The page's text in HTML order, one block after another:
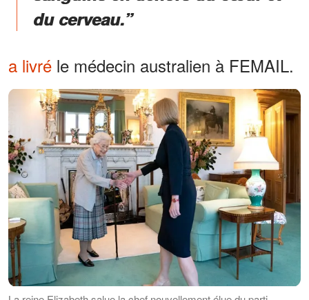
du cerveau.”
a livré le médecin australien à FEMAIL.